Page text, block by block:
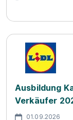
Ausbildung
Verkäufer
01.09.2026